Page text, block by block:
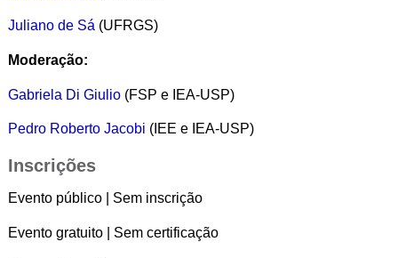
Juliano de Sá (UFRGS)
Moderação:
Gabriela Di Giulio(FSP e IEA-USP)
Pedro Roberto Jacobi (IEE e IEA-USP)
Inscrições
Evento público | Sem inscrição
Evento gratuito | Sem certificação